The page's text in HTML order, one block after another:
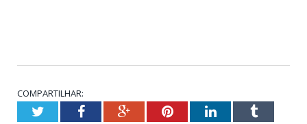
COMPARTILHAR:
TwitterFacebookGoogle+PinterestLinkedInTumblr